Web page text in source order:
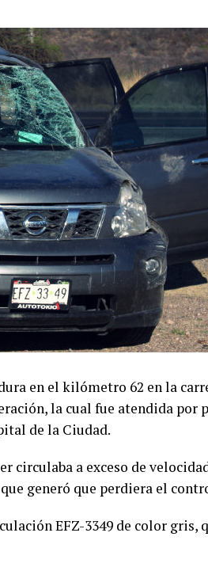
en el kilómetro 62 en la
la cual fue atendida por
de la Ciudad.
circulaba a exceso de
generó que perdiera el
EFZ-3349 de color gris,